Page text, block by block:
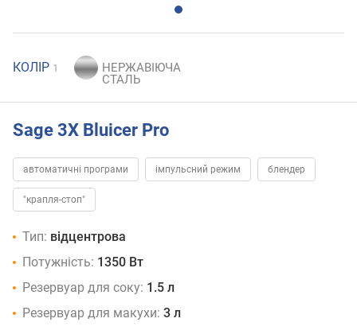
КОЛІР 1
Sage 3X Bluicer Pro
автоматичні програми імпульсний режим блендер
"крапля-стоп"
Тип: відцентрова
Потужність: 1350 Вт
Резервуар для соку: 1.5 л
Резервуар для макухи: 3 л